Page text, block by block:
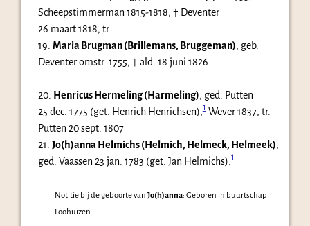
Scheepstimmerman 1815-1818, † Deventer
26 maart 1818, tr.
19. Maria Brugman (Brillemans, Bruggeman), geb.
Deventeromstr. 1755, † ald. 18 juni 1826
20. Henricus Hermeling (Harmeling), ged. Putten
25 dec. 1775 (get. Henrich Henrichsen),1Wever 1837, tr.
Putten 20 sept. 1807
21. Jo(h)anna Helmichs (Helmich, Helmeck, Helmeek),
ged. Vaassen 23 jan. 1783 (get. Jan Helmichs).1
Notitie bij de geboorte van Jo(h)anna: Geboren in buurtschap
Loohuizen.